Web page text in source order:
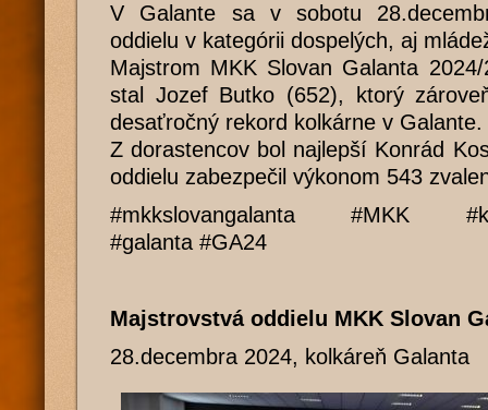
V Galante sa v sobotu
oddielu v kategórii dospelých, aj
Majstrom MKK Slovan Galanta
stal Jozef Butko (652), ktorý
desaťročný rekord kolkárne v Galante.
Z dorastencov bol najlepší Konrád
oddielu zabezpečil výkonom 543
#mkkslovangalanta #MKK
#galanta #GA24
Majstrovstvá oddielu MKK Slovan
28.decembra 2024, kolkáreň Galanta